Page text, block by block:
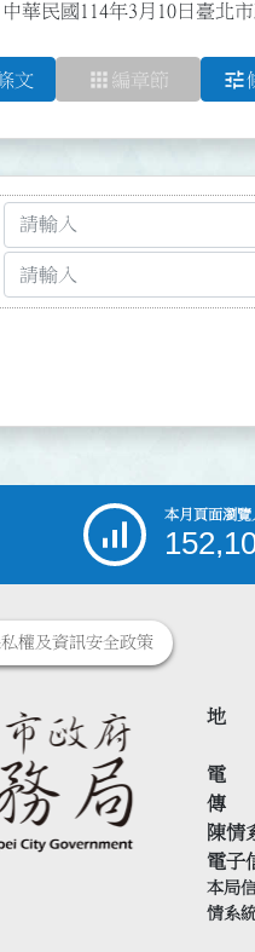
中華民國114年3月10日臺北
文 apps 編章節 tune
本月頁面瀏覽
私權及資訊安全政策
地
電
傳
陳情
電子
本局
情系